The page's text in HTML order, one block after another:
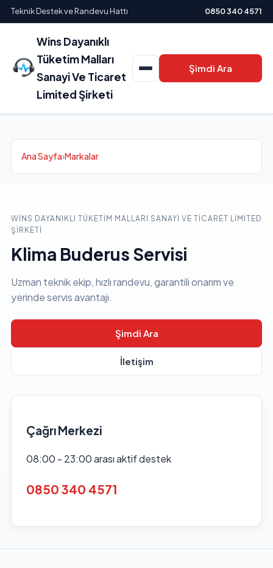
Teknik Destek ve Randevu Hattı 0850 340 4571
Wins Dayanıklı
Tüketim Malları
Sanayi Ve Ticaret
Limited Şirketi
Şimdi Ara
Ana Sayfa›Markalar
WINS DAYANIKLI TÜKETIM MALLARI SANAYI VE TICARET LIMITED
ŞIRKETI
Klima Buderus Servisi
Uzman teknik ekip, hızlı randevu, garantili onarım ve
yerinde servis avantajı.
Şimdi Ara
İletişim
Çağrı Merkezi
08:00 - 23:00 arası aktif destek
0850 340 4571